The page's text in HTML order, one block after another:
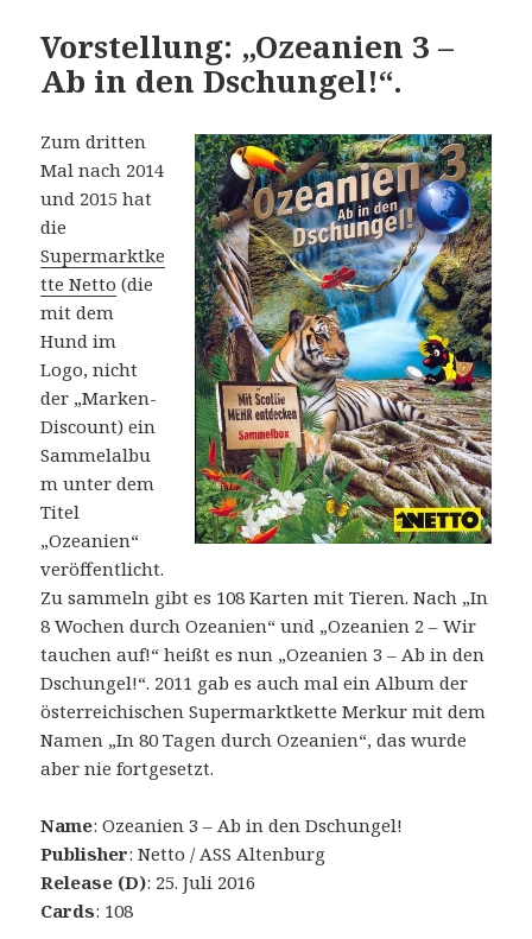
Vorstellung: „Ozeanien 3 –
Ab in den Dschungel!“.
Zum dritten
Mal nach 2014
und 2015 hat
die
Supermarktke
tte Netto (die
mit dem
Hund im
Logo, nicht
der „Marken-
Discount) ein
Sammelalbu
m unter dem
Titel
„Ozeanien“
veröffentlicht.
Zu sammeln gibt es 108 Karten mit Tieren. Nach „In
8 Wochen durch Ozeanien“ und „Ozeanien 2 – Wir
tauchen auf!“ heißt es nun „Ozeanien 3 – Ab in den
Dschungel!“. 2011 gab es auch mal ein Album der
österreichischen Supermarktkette Merkur mit dem
Namen „In 80 Tagen durch Ozeanien“, das wurde
aber nie fortgesetzt.
Name: Ozeanien 3 – Ab in den Dschungel!
Publisher: Netto / ASS Altenburg
Release (D): 25. Juli 2016
Cards: 108